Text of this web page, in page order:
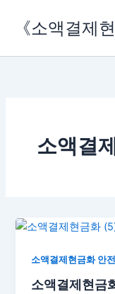
로
《소액결제
소액결
소액결제현금화 안
소액결제현금